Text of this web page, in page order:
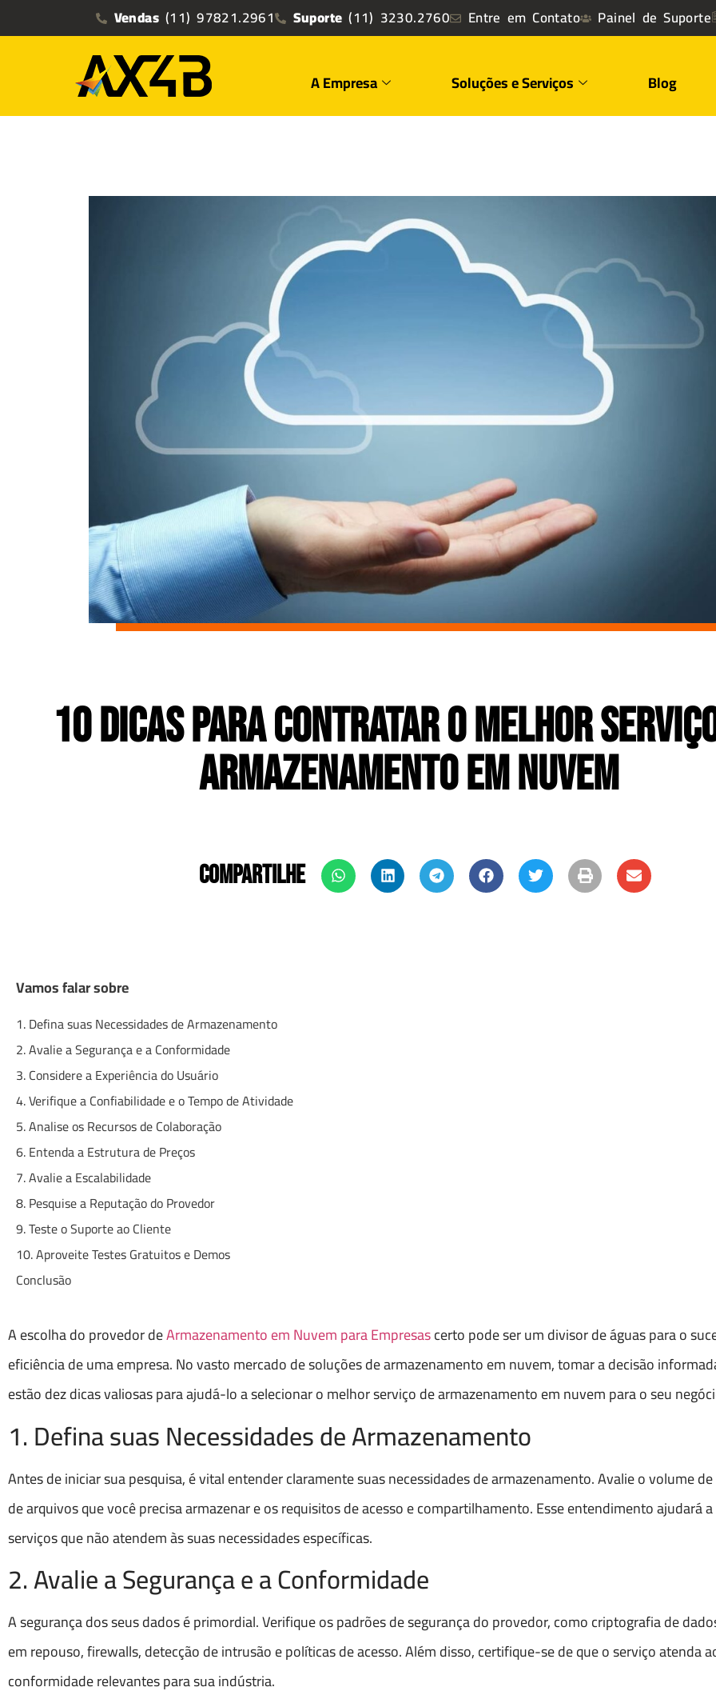
Vendas(11) 97821.2961 Suporte (11) 3230.2760 Entre em Contato Painel de Suporte
A Empresa Soluções e Serviços Blog
10 Dicas para Contratar o Melhor
Armazenamento em Nuvem
COMPARTILHE
Vamos falar sobre
1. Defina suas Necessidades de Armazenamento
2. Avalie a Segurança e a Conformidade
3. Considere a Experiência do Usuário
4. Verifique a Confiabilidade e o Tempo de Atividade
5. Analise os Recursos de Colaboração
6. Entenda a Estrutura de Preços
7. Avalie a Escalabilidade
8. Pesquise a Reputação do Provedor
9. Teste o Suporte ao Cliente
10. Aproveite Testes Gratuitos e Demos
Conclusão
A escolha do provedor deArmazenamento em Nuvem para Empresascerto pode ser um divisor de águas para o
eficiência de uma empresa. No vasto mercado de soluções de armazenamento em nuvem, tomar a decisão
estão dez dicas valiosas para ajudá-lo a selecionar o melhor serviço de armazenamento em nuvem para o seu
1. Defina suas Necessidades de Armazenamento
Antes de iniciar sua pesquisa, é vital entender claramente suas necessidades de armazenamento. Avalie o volume
de arquivos que você precisa armazenar e os requisitos de acesso e compartilhamento. Esse entendimento ajudará
serviços que não atendem às suas necessidades específicas.
2. Avalie a Segurança e a Conformidade
A segurança dos seus dados é primordial. Verifique os padrões de segurança do provedor, como criptografia de
em repouso, firewalls, detecção de intrusão e políticas de acesso. Além disso, certifique-se de que o serviço atenda
conformidade relevantes para sua indústria.